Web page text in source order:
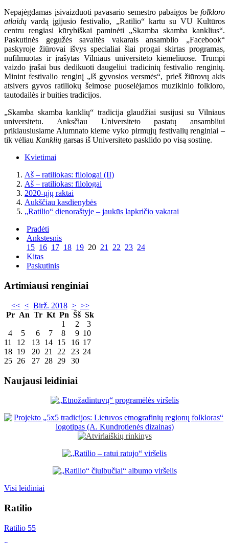
Nepajėgdamas įsivaizduoti pavasario semestro pabaigos be folkloro
atlaidų vardą įgijusio festivalio, „Ratilio“ kartu su VU Kultūros
centru rengiasi kūrybiškai paminėti „Skamba skamba kanklius“.
Paskutinės gegužės savaitės vakarais ansamblio „Facebook“
paskyroje žiūrovai išvys specialiai šiai progai skirtas programas,
nufilmuotas ir įrašytas Vilniaus universiteto kiemeliuose. Trumpi
vaizdo įrašai bus dedikuoti daugeliui tradicinių festivalio renginių.
Minint festivalio renginį „Iš gyvosios versmės“, prieš žiūrovų akis
atsivers gyvos ratiliokų šeimose puoselėjamos muzikinio folkloro,
tautodailės ir buities tradicijos.
„Skamba skamba kanklių“ tradicija glaudžiai susijusi su Vilniaus
universitetu. Anksčiau Universiteto pastatų ansambliui
priklausiusiame Alumnato kieme vyko pirmųjų festivalių renginiai –
tik vėliau Kanklių garsas iš Universiteto pasklido po visą sostinę.
Kvietimai
Aš – ratiliokas: filologai (II)
Aš – ratiliokas: filologai
2020-ųjų raktai
Aukščiau kasdienybės
„Ratilio“ dienoraštyje – jaukūs lapkričio vakarai
Pradėti
Ankstesnis
15 16 17 18 19 20 21 22 23 24
Kitas
Paskutinis
Artimiausi renginiai
<< < Birž. 2018 > >>
Pr An Tr Kt Pn Šš Sk
1
2
3
4
5 6 7 8 9 10
11
12 13 14 15 16 17
18 19 20 21 22 23 24
25 26 27 28 29 30
Naujausi leidiniai
Visi leidiniai
Ratilio
Ratilio 55